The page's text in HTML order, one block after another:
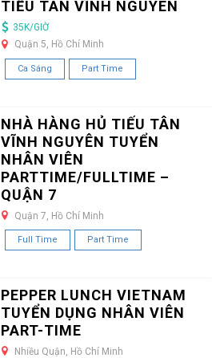
TIẾU TÂN VĨNH NGUYÊN
35K/GIỜ
Quận 5, Hồ Chí Minh
Ca Sáng Part Time
NHÀ HÀNG HỦ TIẾU TÂN
VĨNH NGUYÊN TUYỂN
NHÂN VIÊN
PARTTIME/FULLTIME –
QUẬN 7
Quận 7, Hồ Chí Minh
Full Time Part Time
PEPPER LUNCH VIETNAM
TUYỂN DỤNG NHÂN VIÊN
PART-TIME
Nhiều Quận, Hồ Chí Minh